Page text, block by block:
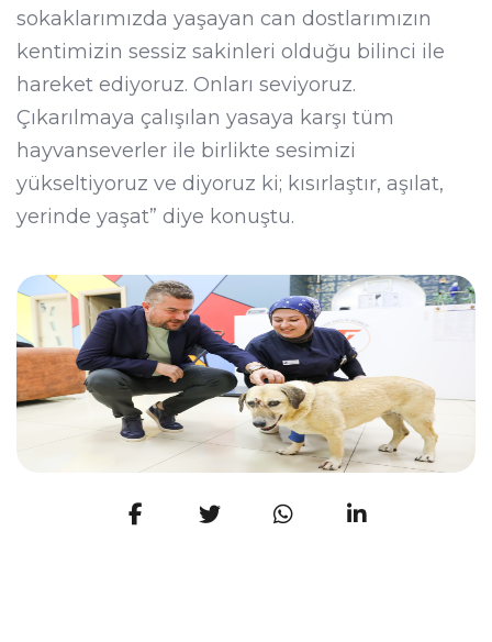
sokaklarımızda yaşayan can dostlarımızın
kentimizin sessiz sakinleri olduğu bilinci ile
hareket ediyoruz. Onları seviyoruz.
Çıkarılmaya çalışılan yasaya karşı tüm
hayvanseverler ile birlikte sesimizi
yükseltiyoruz ve diyoruz ki; kısırlaştır, aşılat,
yerinde yaşat” diye konuştu.